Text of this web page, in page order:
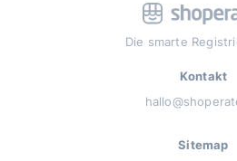
Die smarte
Kontakt
Sitemap